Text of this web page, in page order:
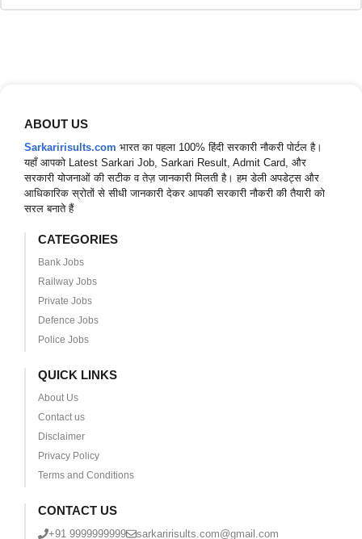
ABOUT US
Sarkaririsults.com भारत का पहला 100% हिंदी सरकारी नौकरी पोर्टल है।
यहाँ आपको Latest Sarkari Job, Sarkari Result, Admit Card, और
सरकारी योजनाओं की सटीक व तेज़ जानकारी मिलती है। हम डेली अपडेट्स और
आधिकारिक स्रोतों से सीधी जानकारी देकर आपकी सरकारी नौकरी की तैयारी को
सरल बनाते हैं
CATEGORIES
Bank Jobs
Railway Jobs
Private Jobs
Defence Jobs
Police Jobs
QUICK LINKS
About Us
Contact us
Disclaimer
Privacy Policy
Terms and Conditions
CONTACT US
+91 9999999999 sarkaririsults.com@gmail.com